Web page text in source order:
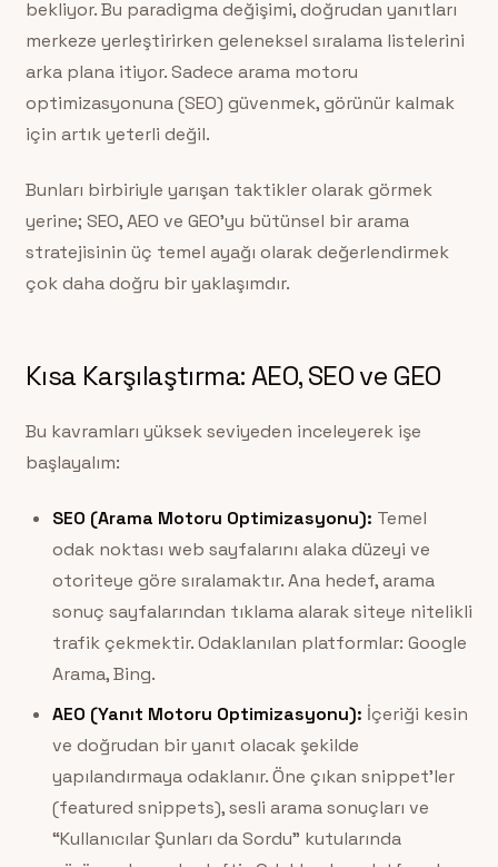
bekliyor. Bu paradigma değişimi, doğrudan yanıtları
merkeze yerleştirirken geleneksel sıralama listelerini
arka plana itiyor. Sadece arama motoru
optimizasyonuna (SEO) güvenmek, görünür kalmak
için artık yeterli değil.
Bunları birbiriyle yarışan taktikler olarak görmek
yerine; SEO, AEO ve GEO’yu bütünsel bir arama
stratejisinin üç temel ayağı olarak değerlendirmek
çok daha doğru bir yaklaşımdır.
Kısa Karşılaştırma: AEO, SEO ve GEO
Bu kavramları yüksek seviyeden inceleyerek işe
başlayalım:
SEO (Arama Motoru Optimizasyonu): Temel
odak noktası web sayfalarını alaka düzeyi ve
otoriteye göre sıralamaktır. Ana hedef, arama
sonuç sayfalarından tıklama alarak siteye nitelikli
trafik çekmektir. Odaklanılan platformlar: Google
Arama, Bing.
AEO (Yanıt Motoru Optimizasyonu): İçeriği kesin
ve doğrudan bir yanıt olacak şekilde
yapılandırmaya odaklanır. Öne çıkan snippet’ler
(featured snippets), sesli arama sonuçları ve
“Kullanıcılar Şunları da Sordu” kutularında